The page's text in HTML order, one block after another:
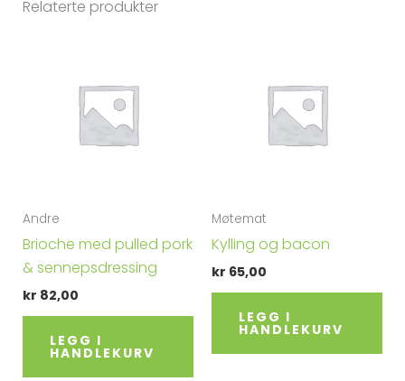
r
Relaterte produkter
Andre
Brioche med pulled pork
& sennepsdressing
kr 82,00
LEGG I
HANDLEKURV
Møtemat
Kylling og bacon
kr 65,00
LEGG I
HANDLEKURV